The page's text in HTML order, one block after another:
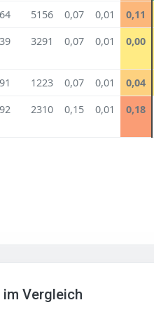
5156 0,07 0,01 0,11
3291 0,07 0,01 0,00
1223 0,07 0,01 0,04
2310 0,15 0,01 0,18
Vergleich